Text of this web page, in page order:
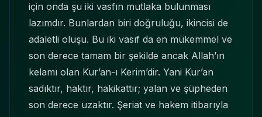
için onda şu iki vasfın mutlaka bulunması
lazımdır. Bunlardan biri doğruluğu, ikincisi de
adaletli oluşu. Bu iki vasıf da en mükemmel ve
son derece tamam bir şekilde ancak Allah’ın
kelamı olan Kur’an-ı Kerim’dir. Yani Kur’an
sadıktır, haktır, hakikattır; yalan ve şüpheden
son derece uzaktır. Şeriat ve hakem itibarıyla